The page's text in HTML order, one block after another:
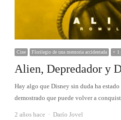
Cine Florilegio de una memoria accidentada + 1
Alien, Depredador y
Hay algo que Disney sin duda ha
demostrado que puede volver a
2 años hace Autor
Darío Jovel